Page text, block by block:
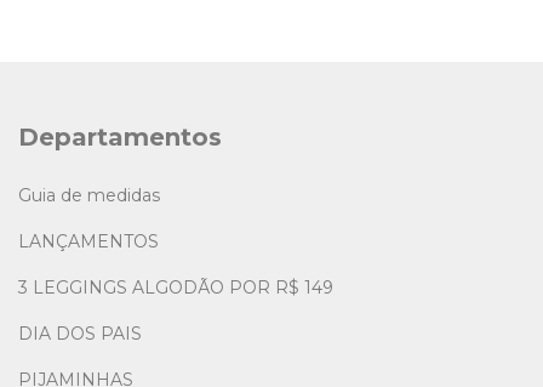
Departamentos
Guia de medidas
LANÇAMENTOS
3 LEGGINGS ALGODÃO POR R$ 149
DIA DOS PAIS
PIJAMINHAS